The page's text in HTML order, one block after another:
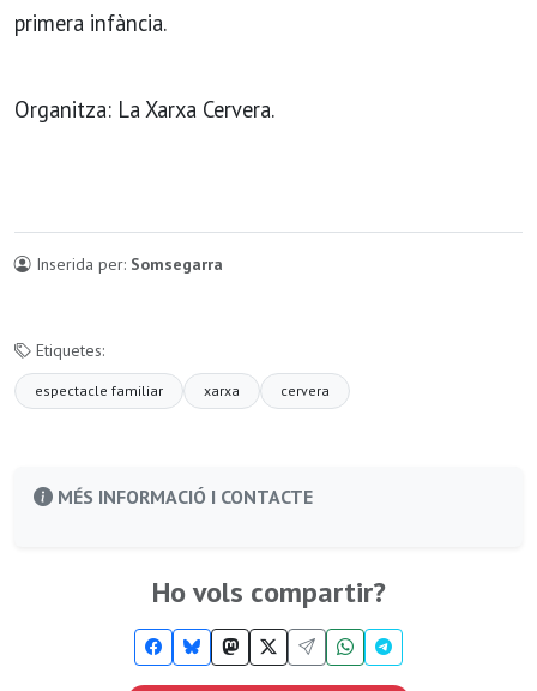
primera infància.
Organitza: La Xarxa Cervera.
Inserida per: Somsegarra
Etiquetes:
espectacle familiar xarxa cervera
MÉS INFORMACIÓ I CONTACTE
Ho vols compartir?